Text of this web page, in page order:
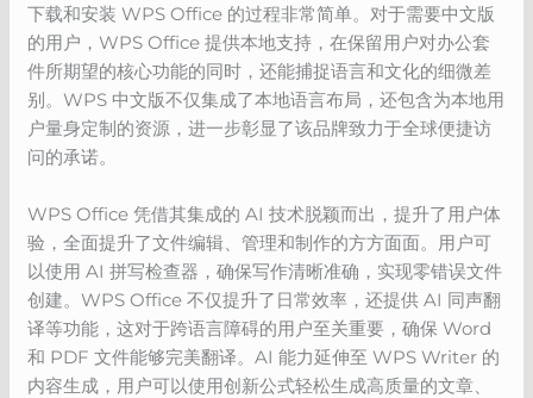
下载和安装 WPS Office 的过程非常简单。对于需要中文版
的用户，WPS Office 提供本地支持，在保留用户对办公套
件所期望的核心功能的同时，还能捕捉语言和文化的细微差
别。WPS 中文版不仅集成了本地语言布局，还包含为本地用
户量身定制的资源，进一步彰显了该品牌致力于全球便捷访
问的承诺。
WPS Office 凭借其集成的 AI 技术脱颖而出，提升了用户体
验，全面提升了文件编辑、管理和制作的方方面面。用户可
以使用 AI 拼写检查器，确保写作清晰准确，实现零错误文件
创建。WPS Office 不仅提升了日常效率，还提供 AI 同声翻
译等功能，这对于跨语言障碍的用户至关重要，确保 Word
和 PDF 文件能够完美翻译。AI 能力延伸至 WPS Writer 的
内容生成，用户可以使用创新公式轻松生成高质量的文章、